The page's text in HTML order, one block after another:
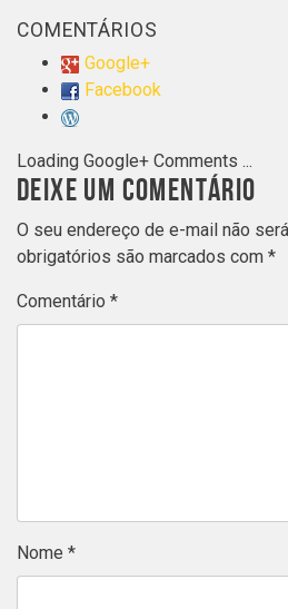
COMENTÁRIOS
Google+
Facebook
Loading Google+ Comments ...
DEIXE UM COMENTÁRIO
O seu endereço de e-mail não
obrigatórios são marcados com *
Comentário *
Nome *